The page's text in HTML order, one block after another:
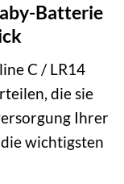
Batterie
C / LR14
die sie
Ihrer
wichtigsten